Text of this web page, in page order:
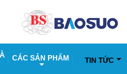
CÁC SẢN PHẨM TIN TỨC